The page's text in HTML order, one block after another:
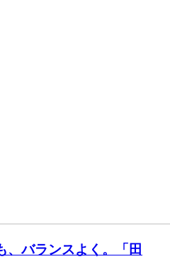
、バランスよく。「田